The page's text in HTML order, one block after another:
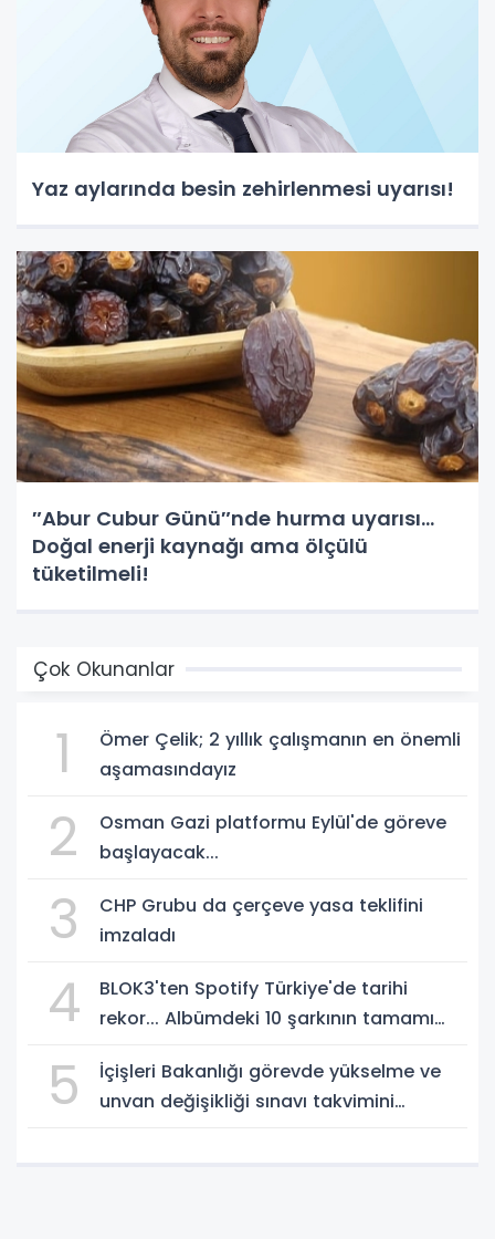
Yaz aylarında besin zehirlenmesi uyarısı!
″Abur Cubur Günü″nde hurma uyarısı...
Doğal enerji kaynağı ama ölçülü
tüketilmeli!
Çok Okunanlar
1
Ömer Çelik; 2 yıllık çalışmanın en önemli
aşamasındayız
2
Osman Gazi platformu Eylül'de göreve
başlayacak...
3
CHP Grubu da çerçeve yasa teklifini
imzaladı
4
BLOK3'ten Spotify Türkiye'de tarihi
rekor... Albümdeki 10 şarkının tamamı
5
İçişleri Bakanlığı görevde yükselme ve
unvan değişikliği sınavı takvimini